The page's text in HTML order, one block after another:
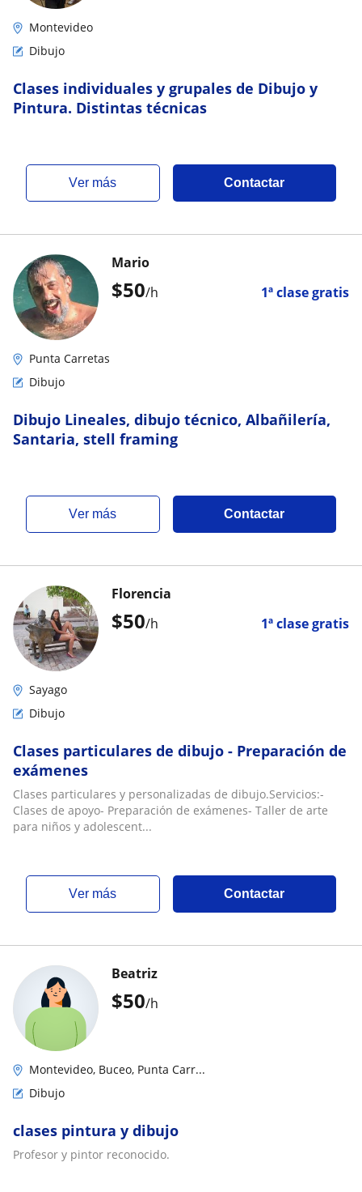
Montevideo
Dibujo
Clases individuales y grupales de Dibujo y
Pintura. Distintas técnicas
ver más Contactar
$50/h 1ª clase gratis
Mario
Punta Carretas
Dibujo
Dibujo Lineales, dibujo técnico, Albañilería,
Santaria, stell framing
ver más Contactar
$50/h 1ª clase gratis
Florencia
Sayago
Dibujo
Clases particulares de dibujo - Preparación de
exámenes
Clases particulares y personalizadas de dibujo.Servicios:-
Clases de apoyo- Preparación de exámenes- Taller de arte
para niños y adolescent...
ver más Contactar
$50/h
Beatriz
Montevideo, Buceo, Punta Carr...
Dibujo
clases pintura y dibujo
Profesor y pintor reconocido.